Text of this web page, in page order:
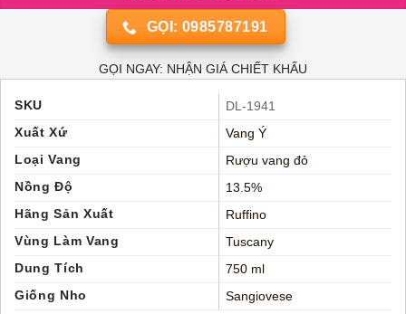
GỌI: 0985787191
GỌI NGAY: NHẬN GIÁ CHIẾT KHẤU
SKU
DL-1941
Xuất Xứ
Vang Ý
Loại Vang
Rượu vang đỏ
Nồng Độ
13.5%
Hãng Sản Xuất
Ruffino
Vùng Làm Vang
Tuscany
Dung Tích
750 ml
Giống Nho
Sangiovese